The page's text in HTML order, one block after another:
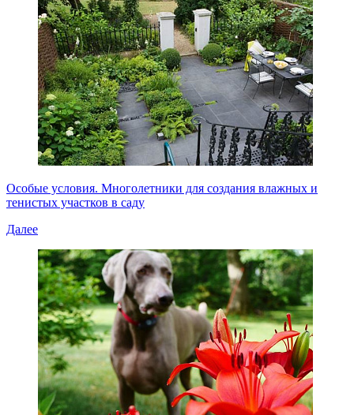
Особые условия. Многолетники для создания влажных и
тенистых участков в саду
Далее